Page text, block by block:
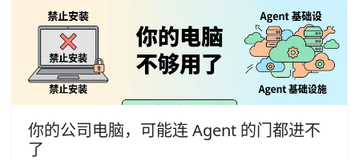
你的公司电脑，可能连 Agent 的门都进不
了